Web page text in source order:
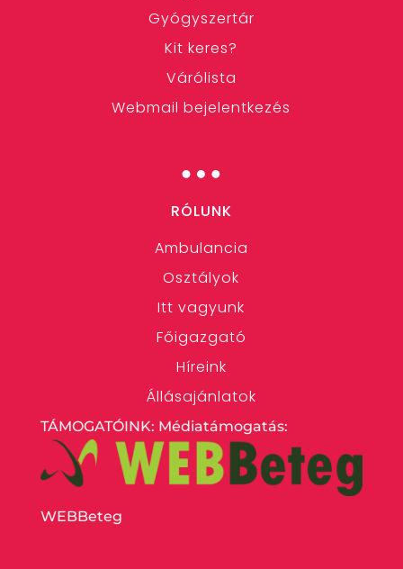
Gyógyszertár
Kit keres?
Várólista
Webmail bejelentkezés
…
RÓLUNK
Ambulancia
Osztályok
Itt vagyunk
Főigazgató
Híreink
Állásajánlatok
TÁMOGATÓINK: Médiatámogatás:
WEBBeteg